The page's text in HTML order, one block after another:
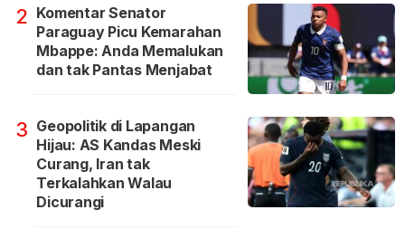
2 Komentar Senator
Paraguay Picu Kemarahan
Mbappe: Anda Memalukan
dan tak Pantas Menjabat
3 Geopolitik di Lapangan
Hijau: AS Kandas Meski
Curang, Iran tak
Terkalahkan Walau
Dicurangi